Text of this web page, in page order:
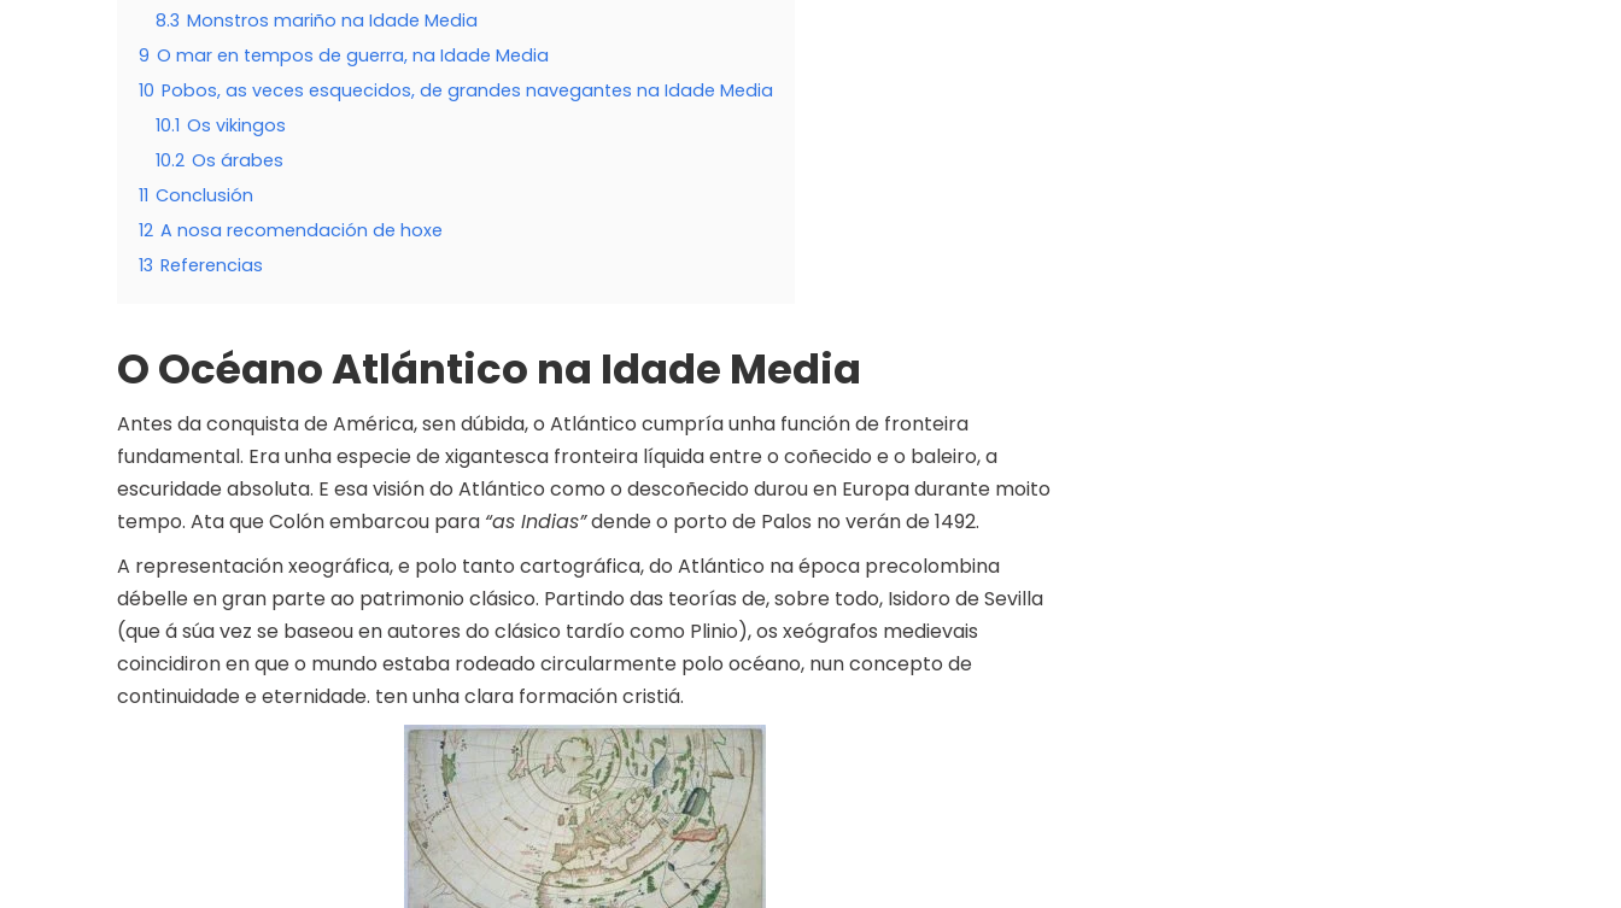
8.3 Monstros mariño na Idade Media
9 O mar en tempos de guerra, na Idade Media
10 Pobos, as veces esquecidos, de grandes navegantes na Idade Media
10.1 Os vikingos
10.2 Os árabes
11 Conclusión
12 A nosa recomendación de hoxe
13 Referencias
O Océano Atlántico na Idade Media
Antes da conquista de América, sen dúbida, o Atlántico cumpría unha función de fronteira
fundamental. Era unha especie de xigantesca fronteira líquida entre o coñecido e o baleiro, a
escuridade absoluta. E esa visión do Atlántico como o descoñecido durou en Europa durante moito
tempo. Ata que Colón embarcou para “as Indias”dende o porto de Palos no verán de 1492.
A representación xeográfica, e polo tanto cartográfica, do Atlántico na época precolombina
débelle en gran parte ao patrimonio clásico. Partindo das teorías de, sobre todo, Isidoro de Sevilla
(que á súa vez se baseou en autores do clásico tardío como Plinio), os xeógrafos medievais
coincidiron en que o mundo estaba rodeado circularmente polo océano, nun concepto de
continuidade e eternidade. ten unha clara formación cristiá.